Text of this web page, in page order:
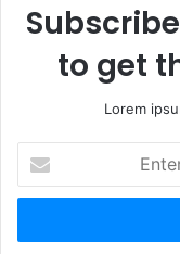
to get
Lorem
t
r